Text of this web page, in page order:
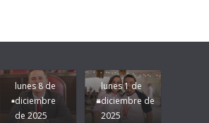
lunes 8 de
diciembre
de 2025
lunes 1 de
diciembre de
2025
Apoyo y
Seguimos la
Ruta que
Marca
Nuestra
Pongamos
de moda;
San
Andrés
Tuxtla